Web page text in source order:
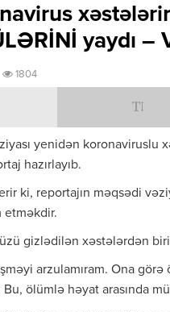
yaydı –
1804
yenidən koronaviruslu
hazırlayıb.
ki, reportajın məqsədi
etməkdir.
üzü gizlədilən xəstələrdən
arzulamıram. Ona
ölümlə həyat arasında